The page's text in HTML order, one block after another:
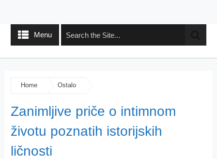
Menu
Home Ostalo
Zanimljive priče o intimnom
životu poznatih istorijskih
ličnosti